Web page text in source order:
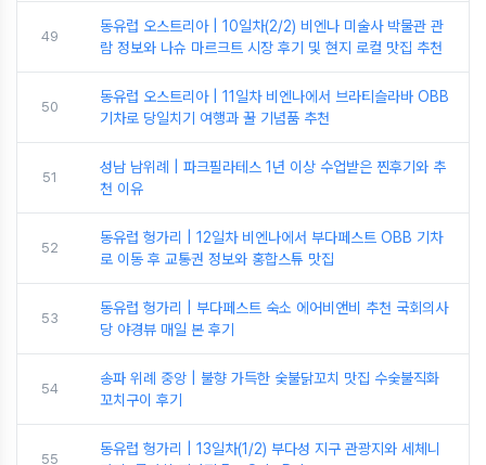
49
동유럽 오스트리아 | 10일차(2/2) 비엔나 미술사 박물관 관
람 정보와 나슈 마르크트 시장 후기 및 현지 로컬 맛집 추천
50
동유럽 오스트리아 | 11일차 비엔나에서 브라티슬라바 OBB
기차로 당일치기 여행과 꿀 기념품 추천
51
성남 남위례 | 파크필라테스 1년 이상 수업받은 찐후기와 추
천 이유
52
동유럽 헝가리 | 12일차 비엔나에서 부다페스트 OBB 기차
로 이동 후 교통권 정보와 홍합스튜 맛집
53
동유럽 헝가리 | 부다페스트 숙소 에어비앤비 추천 국회의사
당 야경뷰 매일 본 후기
54
송파 위례 중앙 | 불향 가득한 숯불닭꼬치 맛집 수숯불직화
꼬치구이 후기
55
동유럽 헝가리 | 13일차(1/2) 부다성 지구 관광지와 세체니